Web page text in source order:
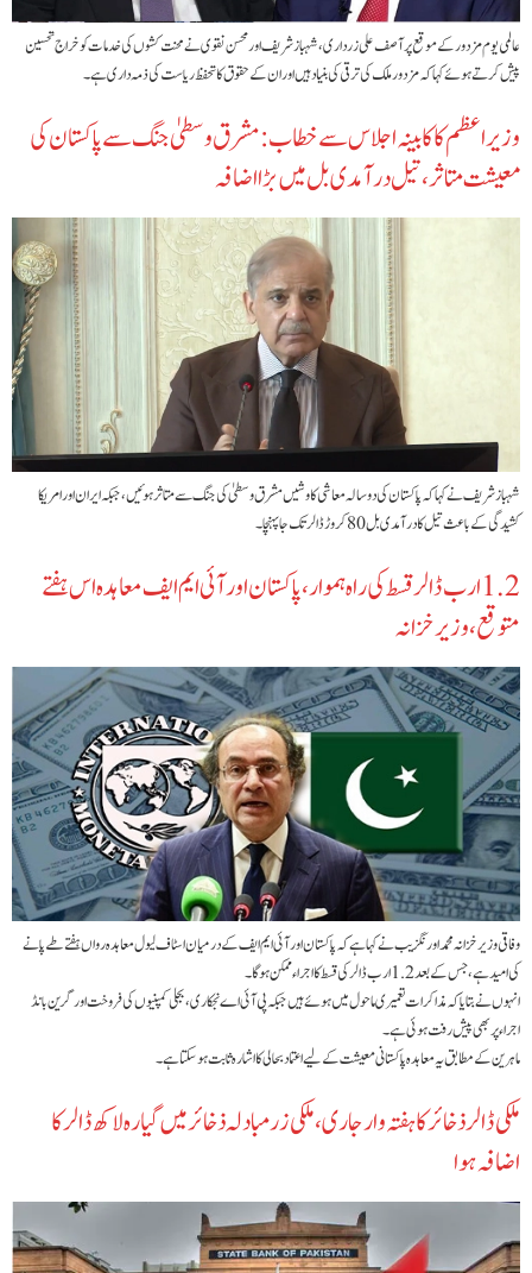
عالمی یوم مزدور کے موقع پر آصف علی زرداری، شہباز شریف اور محسن نقوی نے محنت کشوں کی خدمات کو خراج تحسین
پیش کرتے ہوئے کہا کہ مزدور ملک کی ترقی کی بنیاد ہیں اور ان کے حقوق کا تحفظ ریاست کی ذمہ داری ہے۔
وزیراعظم کا کابینہ اجلاس سے خطاب: مشرق وسطیٰ جنگ سے پاکستان کی
معیشت متاثر، تیل درآمدی بل میں بڑا اضافہ
شہباز شریف نے کہا کہ پاکستان کی دو سالہ معاشی کاوشیں مشرق وسطیٰ کی جنگ سے متاثر ہوئیں، جبکہ ایران اور امریکا
کشیدگی کے باعث تیل کا درآمدی بل 80 کروڑ ڈالر تک جا پہنچا۔
‫ 1.2 ارب ڈالر قسط کی راہ ہموار، پاکستان اور آئی ایم ایف معاہدہ اس ہفتے
متوقع، وزیر خزانہ ‬
وفاقی وزیر خزانہ محمد اورنگزیب نے کہا ہے کہ پاکستان اور آئی ایم ایف کے درمیان اسٹاف لیول معاہدہ رواں ہفتے طے پانے
کی امید ہے، جس کے بعد 1.2 ارب ڈالر کی قسط کا اجراء ممکن ہوگا۔
انہوں نے بتایا کہ مذاکرات تعمیری ماحول میں ہوئے ہیں جبکہ پی آئی اے نجکاری، بجلی کمپنیوں کی فروخت اور گرین بانڈ
اجراء پر بھی پیش رفت ہوئی ہے۔
ماہرین کے مطابق یہ معاہدہ پاکستانی معیشت کے لیے اعتماد بحالی کا اشارہ ثابت ہو سکتا ہے۔
ملکی ڈالر ذخائر کا ہفتہ وار جاری ،ملکی زرمبادلہ ذخائر میں گیارہ لاکھ ڈالر کا
اضافہ ہوا